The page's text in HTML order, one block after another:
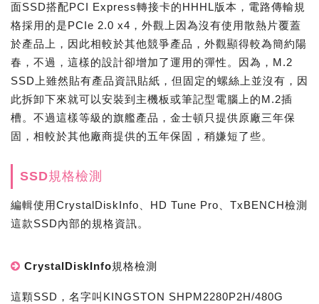
面SSD搭配PCI Express轉接卡的HHHL版本，電路傳輸規
格採用的是PCIe 2.0 x4，外觀上因為沒有使用散熱片覆蓋
於產品上，因此相較於其他競爭產品，外觀顯得較為簡約陽
春，不過，這樣的設計卻增加了運用的彈性。因為，M.2
SSD上雖然貼有產品資訊貼紙，但固定的螺絲上並沒有，因
此拆卸下來就可以安裝到主機板或筆記型電腦上的M.2插
槽。不過這樣等級的旗艦產品，金士頓只提供原廠三年保
固，相較於其他廠商提供的五年保固，稍嫌短了些。
SSD規格檢測
編輯使用CrystalDiskInfo、HD Tune Pro、TxBENCH檢測
這款SSD內部的規格資訊。
CrystalDiskInfo規格檢測
這顆SSD，名字叫KINGSTON SHPM2280P2H/480G